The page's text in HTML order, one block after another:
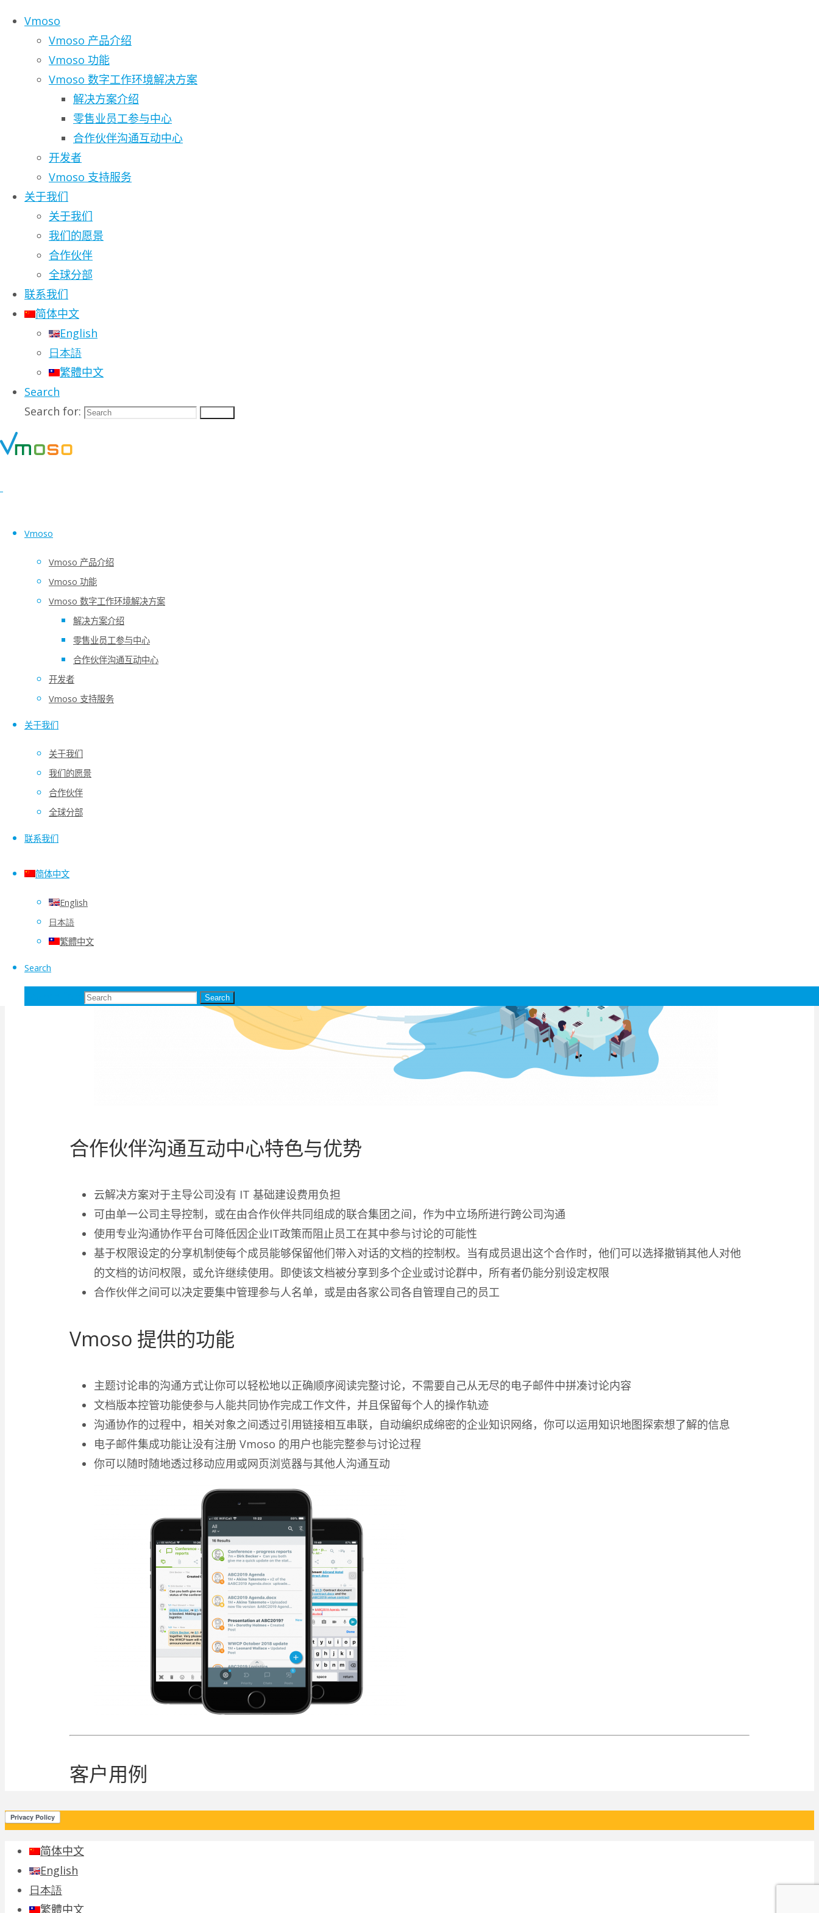
Skip to content
Vmoso
Vmoso 产品介绍
Vmoso 功能
Vmoso 数字工作环境解决方案
解决方案介绍
零售业员工参与中心
合作伙伴沟通互动中心
开发者
Vmoso 支持服务
关于我们
关于我们
我们的愿景
合作伙伴
全球分部
联系我们
简体中文
English
日本語
繁體中文
Search
Search for:
Vmoso
Vmoso 产品介绍
Vmoso 功能
Vmoso 数字工作环境解决方案
解决方案介绍
零售业员工参与中心
合作伙伴沟通互动中心
开发者
Vmoso 支持服务
关于我们
关于我们
我们的愿景
合作伙伴
全球分部
联系我们
简体中文
English
日本語
繁體中文
Search
Search
Vmoso 合作伙伴沟通互动中心
尽管新沟通工具与移动科技已经改变了企业内部的沟通方式，但跨公司的协作却远远落后。在过去几年中，大多数公司已经开始不再将电子
最低标准。
对于企业与企业之间的合作伙伴关系更是如此。不同公司的参与人之间经常需要密集的沟通，但很少有通用的 IT 基础架构可以支持这类协
作，使得沟通方式退回到使用电子邮件，或不适合专业协作的社交媒体论坛。
由合作伙伴共同组成的联合集团持有控管。合作伙伴沟通互动中心非常适合应用于：
业务合作伙伴工作交流
供应链厂商管理
行业协会
跨领域协会
任何需要多家公司参与人共同互动协作的组织
合作伙伴沟通互动中心特色与优势
云解决方案对于主导公司没有 IT 基础建设费用负担
可由单一公司主导控制，或在由合作伙伴共同组成的联合集团之间，作为中立场所进行跨公司沟通
使用专业沟通协作平台可降低因企业IT政策而阻止员工在其中参与讨论的可能性
基于权限设定的分享机制使每个成员能够保留他们带入对话的文档的控制权。当有成员退出这个合作时，他们可以选择撤销其他人对他
的文档的访问权限，或允许继续使用。即使该文档被分享到多个企业或讨论群中，所有者仍能分别设定权限
合作伙伴之间可以决定要集中管理参与人名单，或是由各家公司各自管理自己的员工
Vmoso 提供的功能
主题讨论串的沟通方式让你可以轻松地以正确顺序阅读完整讨论，不需要自己从无尽的电子邮件中拼凑讨论内容
文档版本控管功能使参与人能共同协作完成工作文件，并且保留每个人的操作轨迹
沟通协作的过程中，相关对象之间透过引用链接相互串联，自动编织成绵密的企业知识网络，你可以运用知识地图探索想了解的信息
电子邮件集成功能让没有注册 Vmoso 的用户也能完整参与讨论过程
你可以随时随地透过移动应用或网页浏览器与其他人沟通互动
客户用例
简体中文
English
日本語
繁體中文